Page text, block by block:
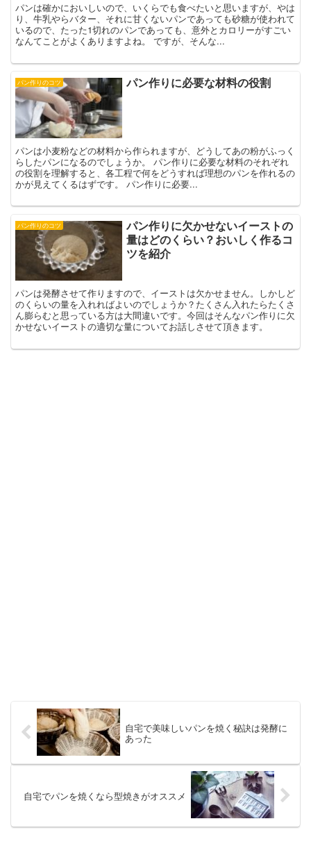
パンは確かにおいしいので、いくらでも食べたいと思いますが、やは
り、牛乳やらバター、それに甘くないパンであっても砂糖が使われて
いるので、たった1切れのパンであっても、意外とカロリーがすごい
なんてことがよくありますよね。 ですが、そんな...
パン作りのコツ パン作りに必要な材料の役割
パンは小麦粉などの材料から作られますが、どうしてあの粉がふっく
らしたパンになるのでしょうか。 パン作りに必要な材料のそれぞれ
の役割を理解すると、各工程で何をどうすれば理想のパンを作れるの
かが見えてくるはずです。 パン作りに必要...
パン作りのコツ
パン作りに欠かせないイーストの
量はどのくらい？おいしく作るコ
ツを紹介
パンは発酵させて作りますので、イーストは欠かせません。しかしど
のくらいの量を入れればよいのでしょうか？たくさん入れたらたくさ
ん膨らむと思っている方は大間違いです。今回はそんなパン作りに欠
かせないイーストの適切な量についてお話しさせて頂きます。
自宅で美味しいパンを焼く秘訣は発酵に
あった
自宅でパンを焼くなら型焼きがオススメ